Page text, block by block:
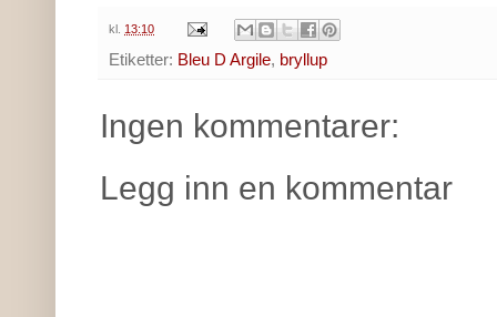
kl. 13:10
Etiketter: Bleu D Argile, bryllup
Ingen kommentarer:
Legg inn en kommentar